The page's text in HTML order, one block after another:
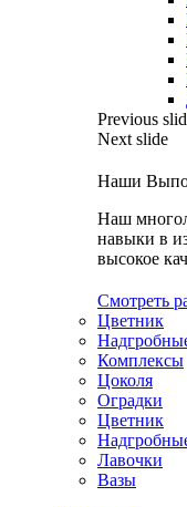
Previous
Next slide
Наши
Наш
навыки в
высокое
Смотреть
Цветник
Комплексы
Цоколя
Оградки
Цветник
Лавочки
Вазы